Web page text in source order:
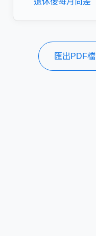
匯出PDF檔